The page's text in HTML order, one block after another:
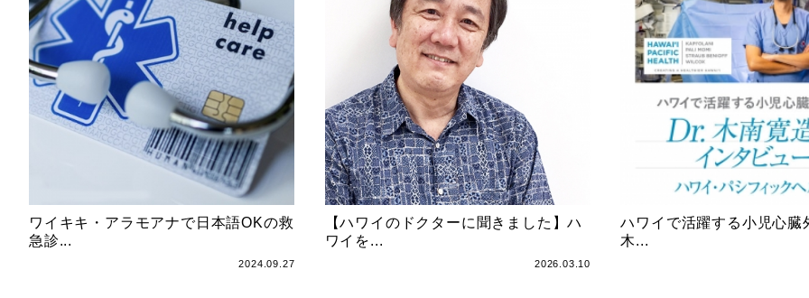
ワイキキ・アラモアナで日本語OKの救
急診...
2024.09.27
【ハワイのドクターに聞きました】ハ
ワイを...
2026.03.10
ハワイで活躍する小児心
木...